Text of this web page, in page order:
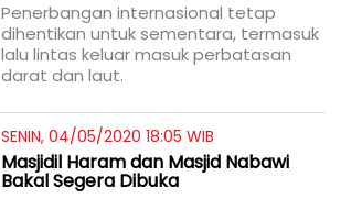
Penerbangan internasional tetap
dihentikan untuk sementara, termasuk
lalu lintas keluar masuk perbatasan
darat dan laut.
SENIN, 04/05/2020 18:05 WIB
Masjidil Haram dan Masjid Nabawi
Bakal Segera Dibuka